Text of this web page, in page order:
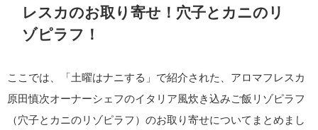
レスカのお取り寄せ！穴子とカニのリ
ゾピラフ！
ここでは、「土曜はナニする」で紹介された、アロマフレスカ
原田慎次オーナーシェフのイタリア風炊き込みご飯リゾピラフ
（穴子とカニのリゾピラフ）のお取り寄せについてまとめまし